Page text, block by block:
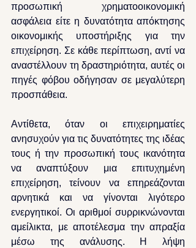
προσωπική χρηματοοικονομική
ασφάλεια είτε η δυνατότητα απόκτησης
οικονομικής υποστήριξης για την
επιχείρηση. Σε κάθε περίπτωση, αντί να
αναστέλλουν τη δραστηριότητα, αυτές οι
πηγές φόβου οδήγησαν σε μεγαλύτερη
προσπάθεια.
Αντίθετα, όταν οι επιχειρηματίες
ανησυχούν για τις δυνατότητες της ιδέας
τους ή την προσωπική τους ικανότητα
να αναπτύξουν μια επιτυχημένη
επιχείρηση, τείνουν να επηρεάζονται
αρνητικά και να γίνονται λιγότερο
ενεργητικοί. Οι αριθμοί συρρικνώνονται
αμείλικτα, με αποτέλεσμα την απραξία
μέσω της ανάλυσης. Η λήψη